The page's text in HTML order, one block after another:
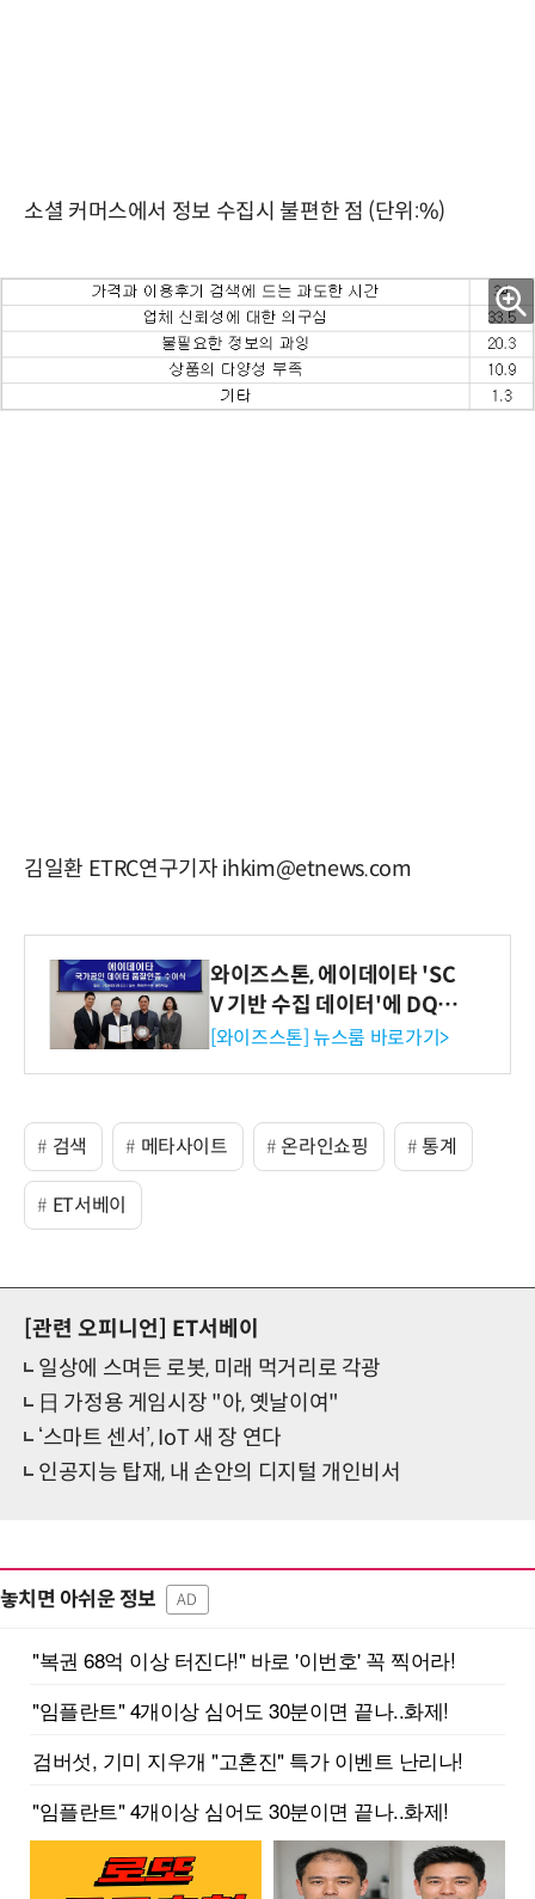
소셜 커머스에서 정보 수집시 불편한 점 (단위:%)
김일환 ETRC연구기자 ihkim@etnews.com
와이즈스톤, 에이데이타 'SC
V 기반 수집 데이터'에 DQ인
증 최고 등급 수여
[와이즈스톤] 뉴스룸 바로가기>
검색 메타사이트 온라인쇼핑 통계
ET서베이
[관련 오피니언] ET서베이
일상에 스며든 로봇, 미래 먹거리로 각광
日 가정용 게임시장 "아, 옛날이여"
‘스마트 센서’, IoT 새 장 연다
인공지능 탑재, 내 손안의 디지털 개인비서
놓치면 아쉬운 정보 AD